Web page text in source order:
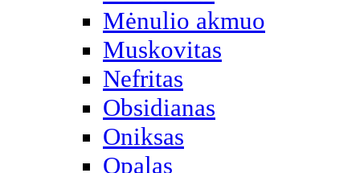
Mėnulio akmuo
Muskovitas
Nefritas
Obsidianas
Oniksas
Opalas